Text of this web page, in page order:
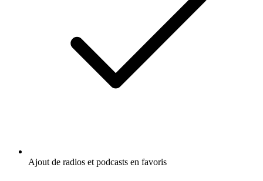
Ajout de radios et podcasts en favoris